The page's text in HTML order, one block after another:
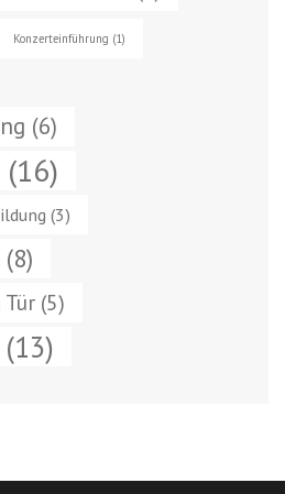
Konzerteinführung (1)
(6)
(16)
(3)
(8)
(5)
(13)